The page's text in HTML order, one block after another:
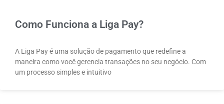
Como Funciona a Liga Pay?
A Liga Pay é uma solução de pagamento que redefine a
maneira como você gerencia transações no seu negócio. Com
um processo simples e intuitivo